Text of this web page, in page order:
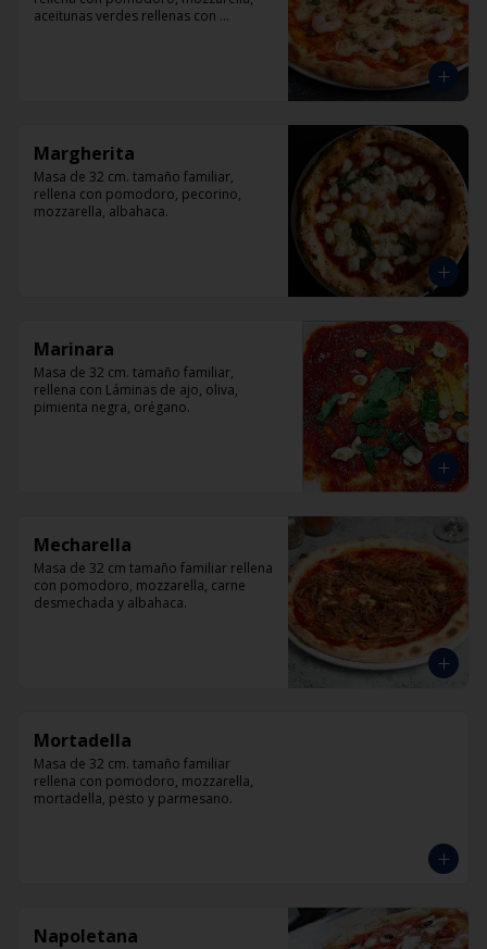
aceitunas verdes rellenas con
Margherita
Masa de 32 cm. tamaño familiar,
rellena con pomodoro, pecorino,
mozzarella, albahaca.
Marinara
Masa de 32 cm. tamaño familiar,
rellena con Láminas de ajo, oliva,
pimienta negra, orégano.
Mecharella
Masa de 32 cm tamaño familiar rellena
con pomodoro, mozzarella, carne
desmechada y albahaca.
Mortadella
Masa de 32 cm. tamaño familiar
rellena con pomodoro, mozzarella,
mortadella, pesto y parmesano.
Napoletana